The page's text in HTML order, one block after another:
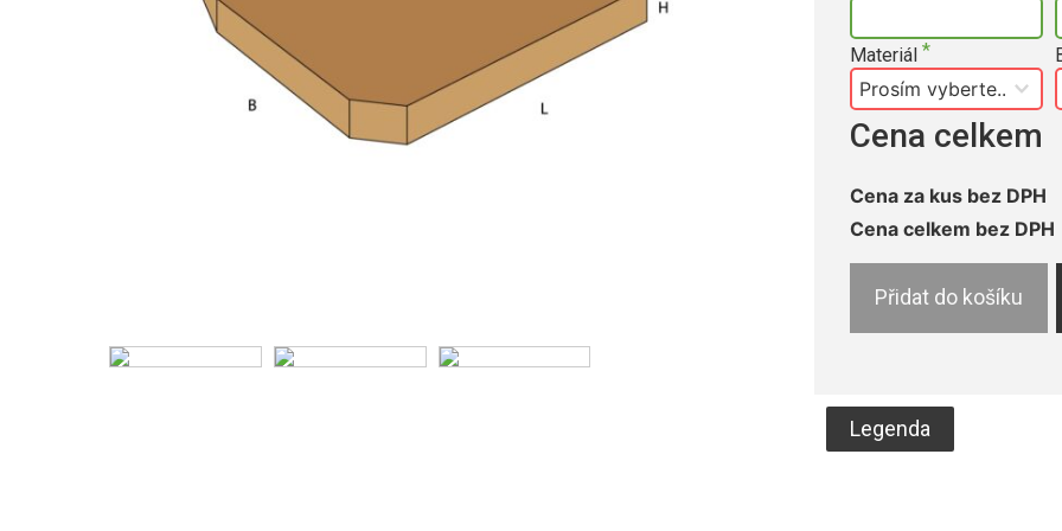
Materiál
Cena celkem
Cena za kus bez DPH
Cena celkem bez DPH
Přidat do košíku
Legenda